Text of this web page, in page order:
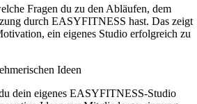
Fragen du zu den Abläufen, dem
durch EASYFITNESS hast. Das zeigt
ein eigenes Studio erfolgreich zu
Ideen
dein eigenes EASYFITNESS-Studio